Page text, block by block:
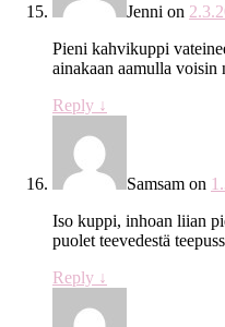
Jenni on
Pieni kahvikuppi
ainakaan aamulla voisin
Reply ↓
Samsam on
Iso kuppi, inhoan liian
puolet teevedestä
Reply ↓